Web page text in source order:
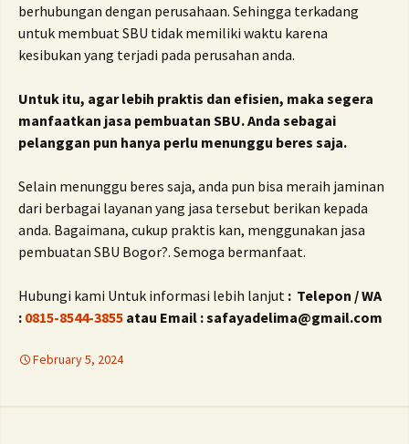
berhubungan dengan perusahaan. Sehingga terkadang
untuk membuat SBU tidak memiliki waktu karena
kesibukan yang terjadi pada perusahan anda.
Untuk itu, agar lebih praktis dan efisien, maka segera
manfaatkan jasa pembuatan SBU.Anda sebagai
pelanggan pun hanya perlu menunggu beres saja.
Selain menunggu beres saja, anda pun bisa meraih jaminan
dari berbagai layanan yang jasa tersebut berikan kepada
anda. Bagaimana, cukup praktis kan, menggunakan jasa
pembuatan SBU Bogor?. Semoga bermanfaat.
Hubungi kami Untuk informasi lebih lanjut : Telepon / WA
: 0815-8544-3855 atau Email : safayadelima@gmail.com
February 5, 2024